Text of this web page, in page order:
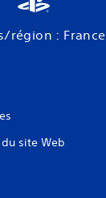
région : France
site Web